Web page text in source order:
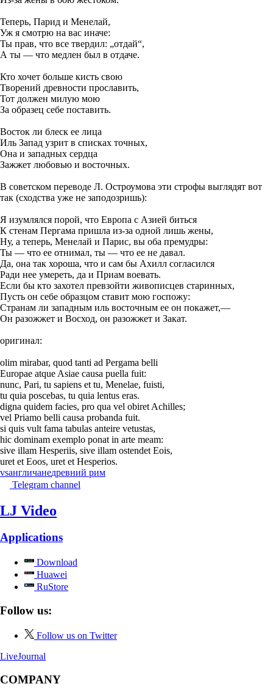
Теперь, Парид и Менелай,
Уж я смотрю на вас иначе:
Ты прав, что все твердил: „отдай“,
А ты — что медлен был в отдаче.
Кто хочет больше кисть свою
Творений древности прославить,
Тот должен милую мою
За образец себе поставить.
Восток ли блеск ее лица
Иль Запад узрит в списках точных,
Она и западных сердца
Зажжет любовью и восточных.
В советском переводе Л. Остроумова эти строфы выглядят вот
так (сходства уже не заподозришь):
Я изумлялся порой, что Европа с Азией биться
К стенам Пергама пришла из-за одной лишь жены,
Ну, а теперь, Менелай и Парис, вы оба премудры:
Ты — что ее отнимал, ты — что ее не давал.
Да, она так хороша, что и сам бы Ахилл согласился
Ради нее умереть, да и Приам воевать.
Если бы кто захотел превзойти живописцев старинных,
Пусть он себе образцом ставит мою госпожу:
Странам ли западным иль восточным ее он покажет,—
Он разожжет и Восход, он разожжет и Закат.
оригинал:
olim mirabar, quod tanti ad Pergama belli
Europae atque Asiae causa puella fuit:
nunc, Pari, tu sapiens et tu, Menelae, fuisti,
tu quia poscebas, tu quia lentus eras.
digna quidem facies, pro qua vel obiret Achilles;
vel Priamo belli causa probanda fuit.
si quis vult fama tabulas anteire vetustas,
hic dominam exemplo ponat in arte meam:
sive illam Hesperiis, sive illam ostendet Eois,
uret et Eoos, uret et Hesperios.
vsангличанедревний рим
Telegram channel
LJ Video
Applications
Download
Huawei
RuStore
Follow us:
Follow us on Twitter
LiveJournal
COMPANY